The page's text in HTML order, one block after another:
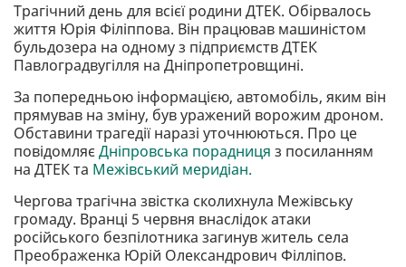
Трагічний день для всієї родини ДТЕК. Обірвалось
життя Юрія Філіппова. Він працював машиністом
бульдозера на одному з підприємств ДТЕК
Павлоградвугілля на Дніпропетровщині.
За попередньою інформацією, автомобіль, яким він
прямував на зміну, був уражений ворожим дроном.
Обставини трагедії наразі уточнюються. Про це
повідомляєДніпровська порадниця з посиланням
на ДТЕК та Межівський меридіан.
Чергова трагічна звістка сколихнула Межівську
громаду. Вранці 5 червня внаслідок атаки
російського безпілотника загинув житель села
Преображенка Юрій Олександрович Філліпов.